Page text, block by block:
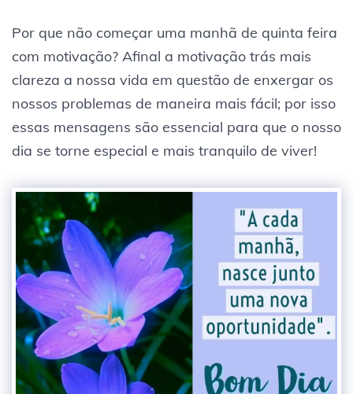
Por que não começar uma manhã de quinta feira
com motivação? Afinal a motivação trás mais
clareza a nossa vida em questão de enxergar os
nossos problemas de maneira mais fácil; por isso
essas mensagens são essencial para que o nosso
dia se torne especial e mais tranquilo de viver!